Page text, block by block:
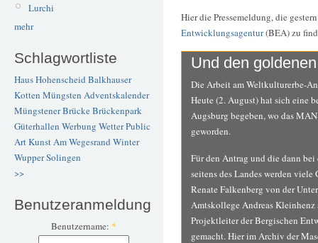
Lurchi
mehr
Schlagwortliste
Haus Hohenscheid Balkhauser
Kotten Müngsten Adventskalender
Müngstener BrückeBrückenpark
Güterhallen Werbung WetterPublic
ArtKunstAm Wegesrand Winter
WupperSolingen
>>
Benutzeranmeldung
Benutzername: *
Hier die Pressemeldung, die
Entwicklungsagentur(BEA) zu
Und den
Die Arbeit am Weltkulturerbe-
Heute (2. August) hat sich eine
Augsburg begeben, wo das
geworden.
Für den Antrag und die dann
seitens des Landes werden
Renate Falkenberg von der
Amtskollege Andreas
Projektleiter der Bergischen
gemacht. Hier im Archiv der